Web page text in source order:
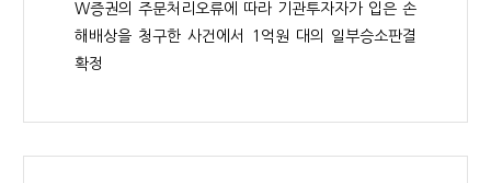
W증권의 주문처리오류에 따라 기관투자자가 입은 손
해배상을 청구한 사건에서 1억원 대의 일부승소판결
확정